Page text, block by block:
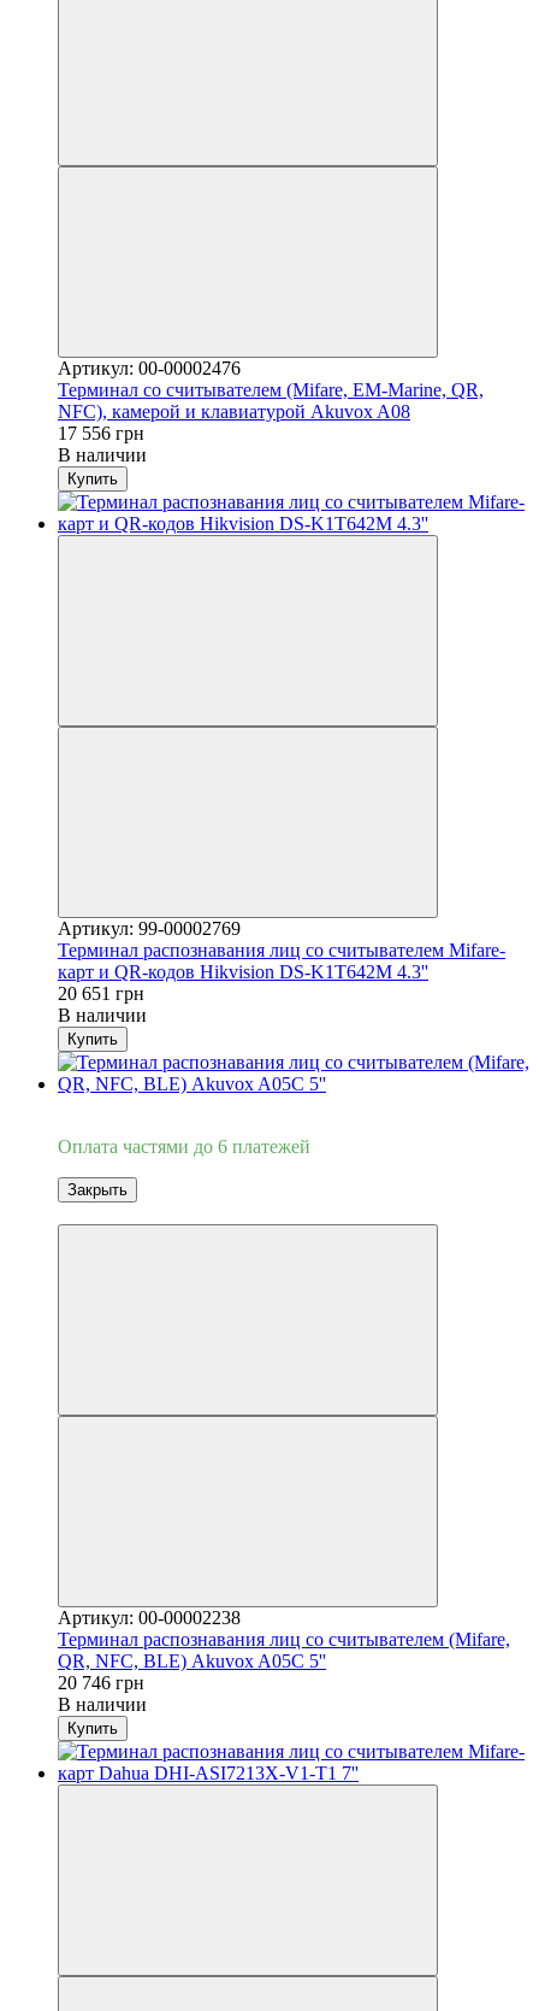
Артикул: 00-00002476
Терминал со считывателем (Mifare, EM-Marine, QR,
NFC), камерой и клавиатурой Akuvox A08
17 556 грн
В наличии
Купить
Артикул: 99-00002769
Терминал распознавания лиц со считывателем Mifare-
карт и QR-кодов Hikvision DS-K1T642M 4.3''
20 651 грн
В наличии
Купить
Оплата частями до 6 платежей
Закрыть
Артикул: 00-00002238
Терминал распознавания лиц со считывателем (Mifare,
QR, NFC, BLE) Akuvox A05C 5''
20 746 грн
В наличии
Купить